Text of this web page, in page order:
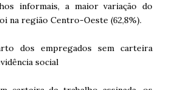
informais, a maior variação do
na região Centro-Oeste (62,8%).
dos empregados sem carteira
social